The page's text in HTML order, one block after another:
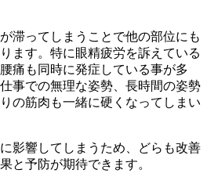
滞ってしまうことで他の部位にも
ます。特に眼精疲労を訴えている
痛も同時に発症している事が多
事での無理な姿勢、長時間の姿勢
の筋肉も一緒に硬くなってしまい
影響してしまうため、どらも改善
と予防が期待できます。